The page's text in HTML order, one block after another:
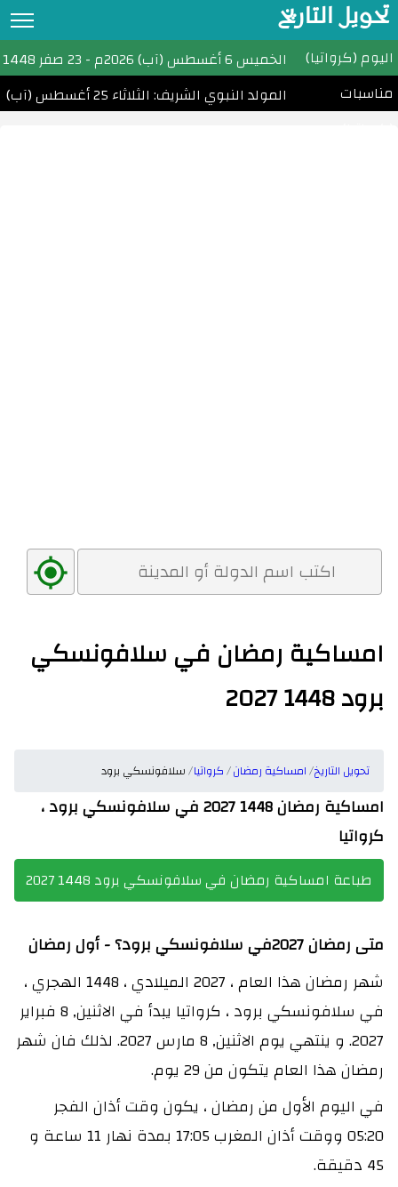
تحويل التاريخ
تحويل التاريخ
التقويم الهجري
اليوم (كرواتيا) الخميس6 أغسطس (آب) 2026م -23 صفر 1448هـ
مناسبات
المولد النبوي الشريف: الثلاثاء 25 أغسطس (آب) 2026
امساكية رمضان في سلافونسكي
برود 1448 2027
تحويل التاريخ امساكية رمضان كرواتيا سلافونسكي برود
امساكية رمضان 1448 2027 في سلافونسكي برود ،
كرواتيا
طباعة امساكية رمضان في سلافونسكي برود 1448 2027
متى رمضان 2027في سلافونسكي برود؟ - أول رمضان
شهر رمضان هذا العام ، 2027 الميلادي ، 1448 الهجري ،
في سلافونسكي برود ، كرواتيا يبدأ في الاثنين, 8 فبراير
2027. و ينتهي يوم الاثنين, 8 مارس 2027. لذلك فان شهر
رمضان هذا العام يتكون من 29 يوم.
في اليوم الأول من رمضان ، يكون وقت أذان الفجر
05:20 ووقت أذان المغرب 17:05 بمدة نهار 11 ساعة و
45 دقيقة.